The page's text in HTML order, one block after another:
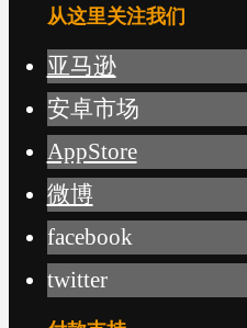
从这里关注我们
亚马逊
安卓市场
AppStore
微博
facebook
twitter